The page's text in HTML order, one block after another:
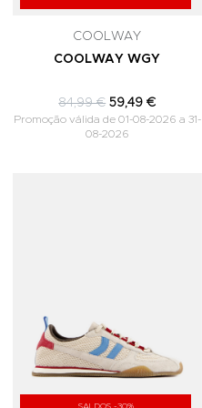
COOLWAY
COOLWAY WGY
84,99 € 59,49 €
Promoção válida de 01-08-2026 a 31-
08-2026